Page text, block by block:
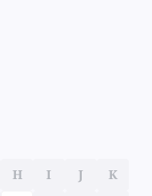
H I J
K